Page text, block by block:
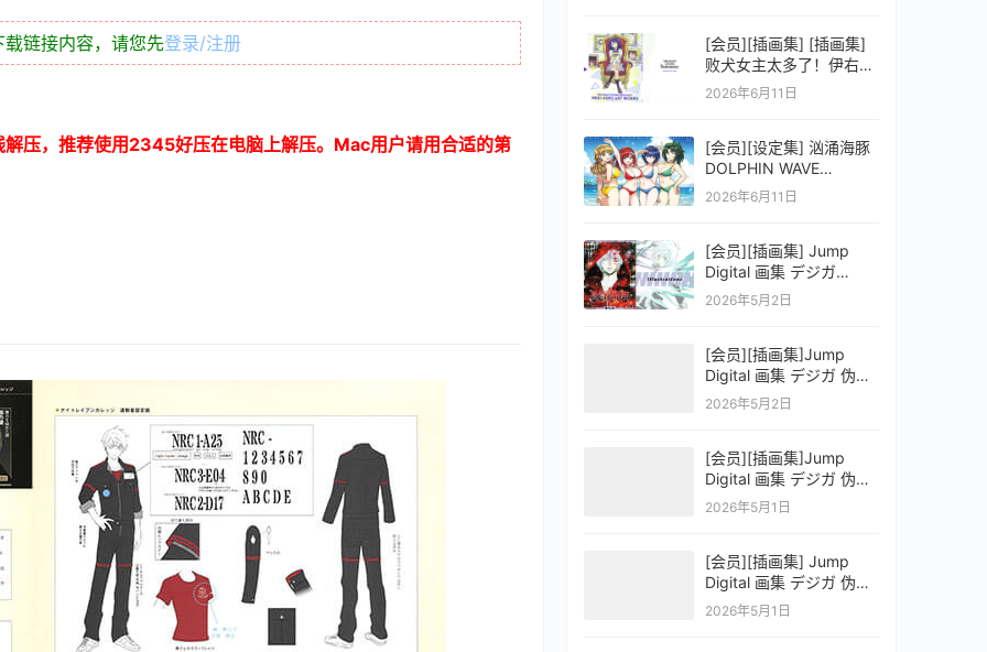
链接内容，请您先登录/注册
压，推荐使用 2345好压在电脑上解压。 Mac用户请用合适的第
[会员][插画集] [插画集]
败犬女主太多了！伊右群
ARTWORKS
2026年6月11日
[会员][设定集] 汹涌海豚
DOLPHIN WAVE
OFFICIAL VISUAL
2026年6月11日
[会员][插画集] Jump
Digital 画集 デジガ
D.Gray-man
2026年5月2日
[会员][插画集]Jump
Digital 画集 デジガ 伪恋
ニセコイ 3
2026年5月2日
[会员][插画集]Jump
Digital 画集 デジガ 伪恋
ニセコイ 2
2026年5月1日
[会员][插画集] Jump
Digital 画集 デジガ 伪恋
ニセコイ 1
2026年5月1日